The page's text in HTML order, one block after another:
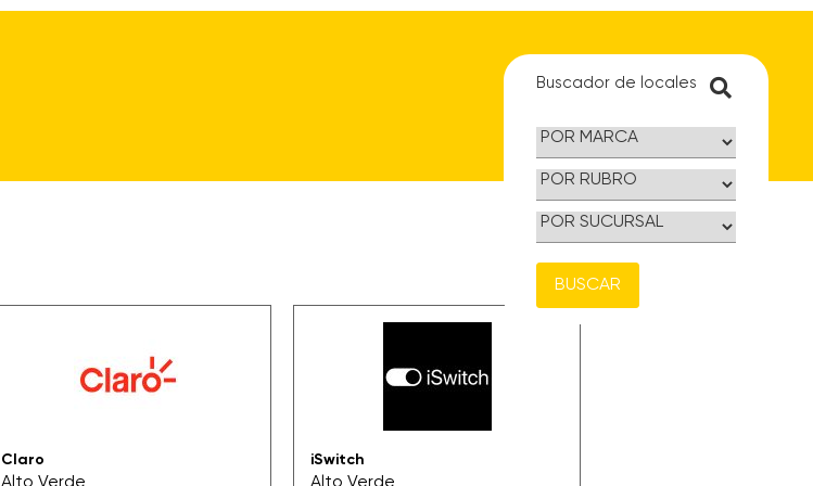
Buscador de locales
BUSCAR
Claro iSwitch